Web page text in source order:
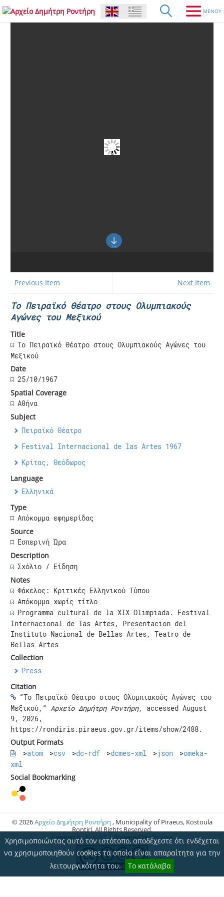
Χρησιμοποιώντας αυτό τον ιστότοπο, αποδέχεστε ότι ενδέχεται
να χρησιμοποιηθούν cookies τα οποία είναι απαραίτητα για την
λειτουργικότητα του.
Το κατάλαβα
← Previous Item Next Item →
Το Πειραϊκό Θέατρο στους Ολυμπιακούς
Αγώνες του Μεξικού
Title
Το Πειραϊκό Θέατρο στους Ολυμπιακούς Αγώνες του
Μεξικού
Date
25/10/1967
Spatial Coverage
Αθήνα
Subject
Πειραϊκό Θέατρο
Festival Internacional de las Artes 1967
Κρίτας, Θεόδωρος
Language
Ελληνικά
Type
Απόκομμα εφημερίδας
Source
Εσπερινή Ώρα
Description
Σχόλιο / Είδηση
Notes
Φάκελος: Κριτικές Ελληνικού Τύπου
Απόκομμα χωρίς τίτλο
Programma cultural de la XIX Olimpiada. Festival
Internacional de las Artes, Presentacion del
Instituto Nacional de Bellas Artes, Teatro de
Bellas Artes
Collection
Press
Citation
“Το Πειραϊκό Θέατρο στους Ολυμπιακούς Αγώνες του
Μεξικού,” Αρχείο Δημήτρη Ροντήρη, accessed August
9, 2026,
https://rondiris.piraeus.gov.gr/items/show/2488.
Output Formats
atom
csv dc-rdf dcmes-xml json
omeka-
xml
Social Bookmarking
© 2026Αρχείο Δημήτρη Ροντήρη , Municipality of Piraeus, Kostoula
Rontiri. All Rights Reserved.
Created by
| Powered by Omeka